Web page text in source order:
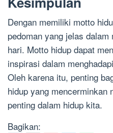
Dengan memiliki motto
pedoman yang jelas
hari. Motto hidup dapat
inspirasi dalam
Oleh karena itu, penting
hidup yang mencerminkan
penting dalam hidup kita.
Bagikan: